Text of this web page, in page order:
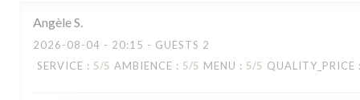
AngèleS
2026-08-04 - 20:15 - GUESTS 2
SERVICE : 5/5 AMBIENCE : 5/5 MENU : 5/5 QUALITY_PRICE